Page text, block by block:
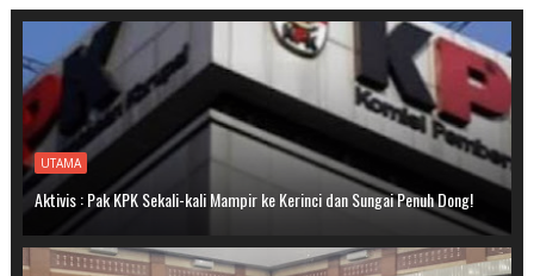
UTAMA
Aktivis : Pak KPK Sekali-kali Mampir ke Kerinci dan Sungai Penuh Dong!